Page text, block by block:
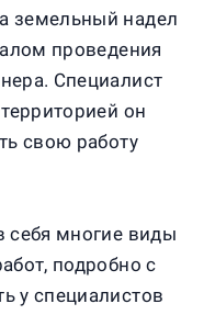
земельный надел
проведения
Специалист
он
свою работу
себя многие виды
подробно с
у специалистов